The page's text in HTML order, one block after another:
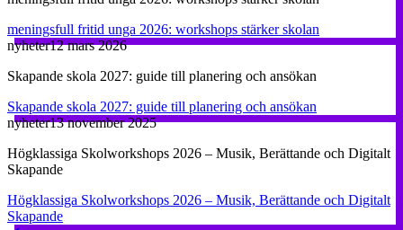
meningsfull fritid unga 2026: workshops stärker skolan
nyheter12 mars 2026
Skapande skola 2027: guide till planering och ansökan
Skapande skola 2027: guide till planering och ansökan
nyheter13 november 2025
Högklassiga Skolworkshops 2026 – Musik, Berättande och Digitalt
Skapande
Högklassiga Skolworkshops 2026 – Musik, Berättande och Digitalt
Skapande